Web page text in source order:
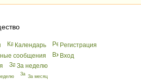
Календарь
Peгиcтрaция
сообщения
Вхoд
За неделю
За месяц